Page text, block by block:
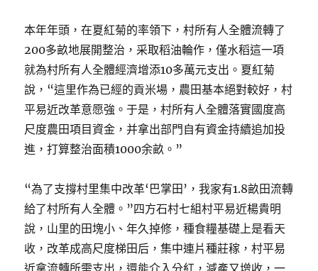
本年年頭，在夏紅菊的率領下，村所有人全體流轉了
200多畝地展開整治，采取稻油輪作，僅水稻這一項
就為村所有人全體經濟增添10多萬元支出。夏紅菊
說，“這里作為已經的貢米場，農田基本絕對較好，村
平易近改革意愿強。于是，村所有人全體落實國度高
尺度農田項目資金，并拿出部門自有資金持續追加投
進，打算整治面積1000余畝。”
“為了支撐村里集中改革‘巴掌田’，我家有1.8畝田流轉
給了村所有人全體。”四方石村七組村平易近楊貴明
說，山里的田塊小、年久掉修，種食糧基礎上是看天
收，改革成高尺度梯田后，集中連片種莊稼，村平易
近拿流轉所需支出，還能介入分紅，減產又增收，一